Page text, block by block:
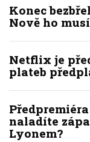
Konec
Nově ho
Netflix je
plateb
naladíte
Lyonem?